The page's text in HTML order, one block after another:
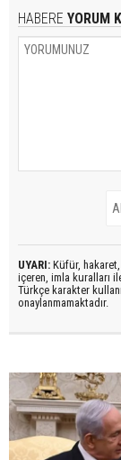
HABERE YORUM
UYARI: Küfür,
içeren, imla kuralları
Türkçe karakter
onaylanmamaktadır.